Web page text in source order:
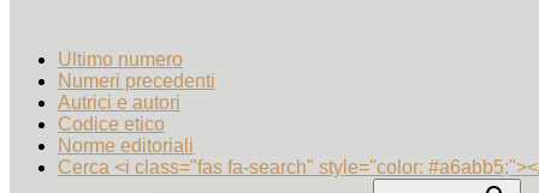
Ultimo numero
Numeri precedenti
Autrici e autori
Codice etico
Norme editoriali
Cerca <i class="fas fa-search" style="color: